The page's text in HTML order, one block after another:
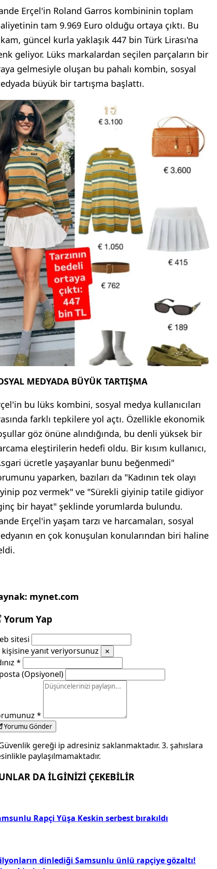
Erçel'in Roland Garros kombininin toplam
tam 9.969 Euro olduğu ortaya çıktı. Bu
güncel kurla yaklaşık 447 bin Türk Lirası'na
geliyor. Lüks markalardan seçilen parçaların bir
gelmesiyle oluşan bu pahalı kombin, sosyal
büyük bir tartışma başlattı.
MEDYADA BÜYÜK TARTIŞMA
bu lüks kombini, sosyal medya kullanıcıları
farklı tepkilere yol açtı. Özellikle ekonomik
göz önüne alındığında, bu denli yüksek bir
eleştirilerin hedefi oldu. Bir kısım kullanıcı,
ücretle yaşayanlar bunu beğenmedi"
yaparken, bazıları da "Kadının tek olayı
poz vermek" ve "Sürekli giyinip tatile gidiyor
bir hayat" şeklinde yorumlarda bulundu.
Erçel'in yaşam tarzı ve harcamaları, sosyal
en çok konuşulan konularından biri haline
mynet.com
Yorum Yap
sitesi
kişisine yanıt veriyorsunuz
✕
*
(Opsiyonel)
*
Yorumu Gönder
gereği ip adresiniz saklanmaktadır. 3. şahıslara
paylaşılmamaktadır.
DA İLGİNİZİ ÇEKEBİLİR
Rapçi Yüşa Keskin serbest bırakıldı
dinlediği Samsunlu ünlü rapçiye gözaltı!